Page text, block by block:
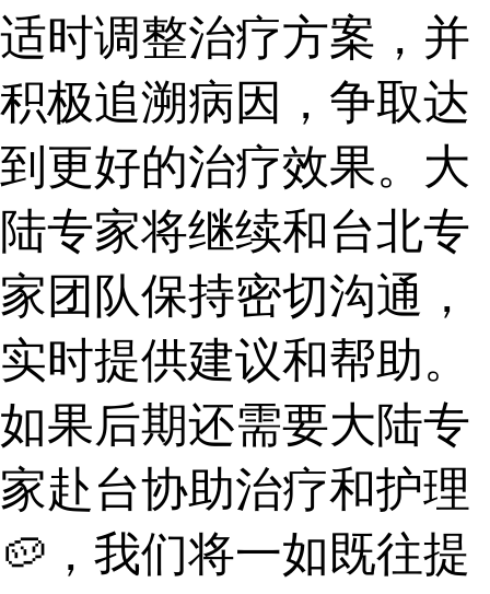
适时调整治疗方案，并
积极追溯病因，争取达
到更好的治疗效果。大
陆专家将继续和台北专
家团队保持密切沟通，
实时提供建议和帮助。
如果后期还需要大陆专
家赴台协助治疗和护理
🥔，我们将一如既往提